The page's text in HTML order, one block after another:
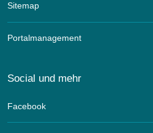
Sitemap
Portalmanagement
Social und mehr
Facebook